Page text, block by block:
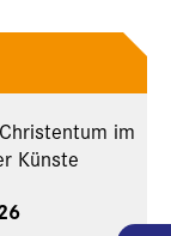
im
Künste